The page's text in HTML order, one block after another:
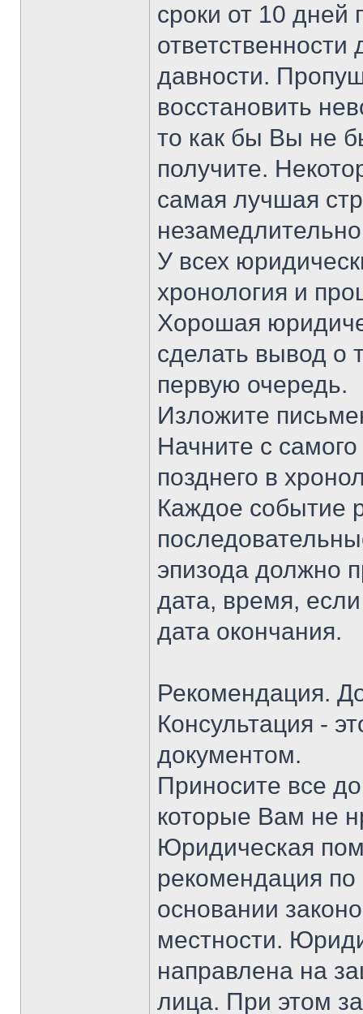
сроки от 10 дней
ответственности
давности.
восстановить
то как бы Вы не
получите.
самая лучшая
У всех
хронология и
Хорошая
сделать вывод о
первую очередь.
Изложите
Начните с
позднего в
Каждое событие
эпизода должно
дата, время,
дата окончания.
Рекомендация.
Консультация -
документом.
Приносите все
которые Вам не
Юридическая
рекомендация
основании
местности.
направлена на
лица. При этом